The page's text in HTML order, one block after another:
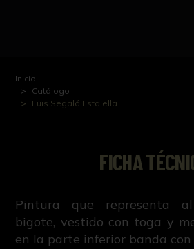
Inicio
Catálogo
Luis Segalá Estalella
FICHA
Pintura que representa
bigote, vestido con toga y
en la parte inferior banda con